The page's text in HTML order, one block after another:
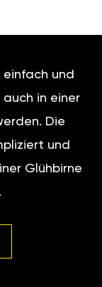
und
auch in einer
Die
und
Glühbirne